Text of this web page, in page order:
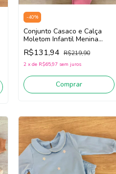
-40%
Conjunto Casaco e Calça
Moletom Infantil Menina
Sominii 3261061 (Rosa)
R$131,94 R$219,90
2 x de R$65,97 sem juros
Comprar